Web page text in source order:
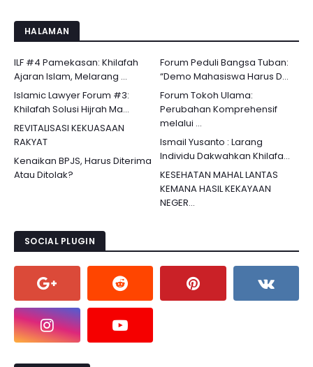
HALAMAN
ILF #4 Pamekasan: Khilafah
Ajaran Islam, Melarang ...
Forum Peduli Bangsa Tuban:
“Demo Mahasiswa Harus D...
Islamic Lawyer Forum #3:
Khilafah Solusi Hijrah Ma...
Forum Tokoh Ulama:
Perubahan Komprehensif
melalui ...
REVITALISASI KEKUASAAN
RAKYAT
Ismail Yusanto : Larang
Individu Dakwahkan Khilafa...
Kenaikan BPJS, Harus Diterima
Atau Ditolak?
KESEHATAN MAHAL LANTAS
KEMANA HASIL KEKAYAAN
NEGER...
SOCIAL PLUGIN